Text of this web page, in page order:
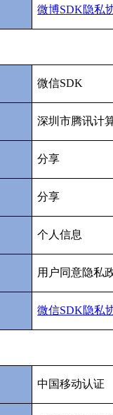
微博SDK隐私
微信SDK
深圳市腾讯计
分享
分享
个人信息
用户同意隐私
微信SDK隐私
中国移动认证